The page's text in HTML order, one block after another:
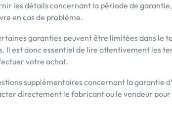
les détails concernant la période de
en cas de problème.
garanties peuvent être limitées dans le
Il est donc essentiel de lire attentivement les
votre achat.
supplémentaires concernant la garantie
directement le fabricant ou le vendeur